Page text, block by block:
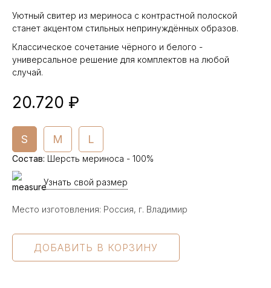
Уютный свитер из мериноса с контрастной полоской
станет акцентом стильных непринуждённых образов.
Классическое сочетание чёрного и белого -
универсальное решение для комплектов на любой
случай.
20.720 ₽
S M L
Состав: Шерсть мериноса - 100%
Узнать свой размер
Место изготовления: Россия, г. Владимир